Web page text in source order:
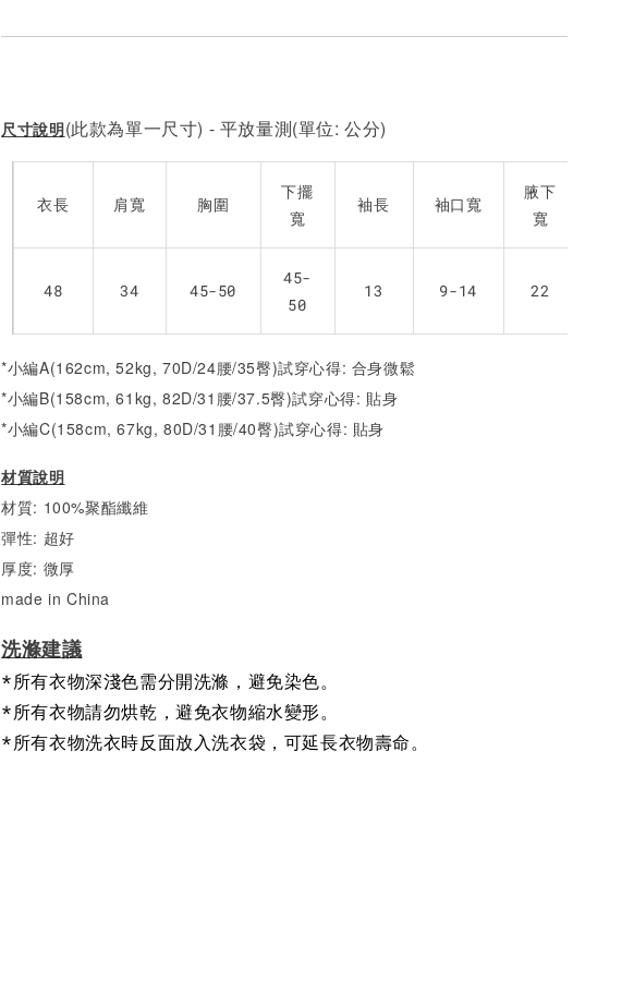
尺寸說明(此款為單一尺寸) - 平放量測(單位: 公分)
衣長 肩寬 胸圍
下擺
寬
袖長 袖口寬
腋下
寬
48 34 45-50
45-
50
13 9-14 22
*小編A(162cm, 52kg, 70D/24腰/35臀)試穿心得: 合身微鬆
*小編B(158cm, 61kg, 82D/31腰/37.5臀)試穿心得: 貼身
*小編C(158cm, 67kg, 80D/31腰/40臀)試穿心得: 貼身
材質說明
材質: 100%聚酯纖維
彈性: 超好
厚度: 微厚
made in China
洗滌建議
*所有衣物深淺色需分開洗滌，避免染色。
*所有衣物請勿烘乾，避免衣物縮水變形。
*所有衣物洗衣時反面放入洗衣袋，可延長衣物壽命。